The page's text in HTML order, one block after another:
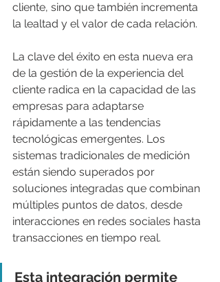
cliente, sino que también incrementa
la lealtad y el valor de cada relación.
La clave del éxito en esta nueva era
de la gestión de la experiencia del
cliente radica en la capacidad de las
empresas para adaptarse
rápidamente a las tendencias
tecnológicas emergentes. Los
sistemas tradicionales de medición
están siendo superados por
soluciones integradas que combinan
múltiples puntos de datos, desde
interacciones en redes sociales hasta
transacciones en tiempo real.
Esta integración permite